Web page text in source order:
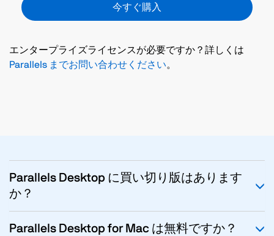
今すぐ購入
エンタープライズライセンスが必要ですか？詳しくは
Parallels までお問い合わせください。
Parallels Desktop に買い切り版はあります
か？
Parallels Desktop for Mac は無料ですか？